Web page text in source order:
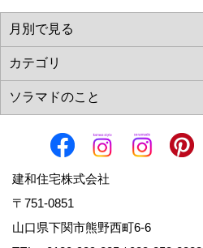
建和住宅株式会社
〒751-0851
山口県下関市熊野西町6-6